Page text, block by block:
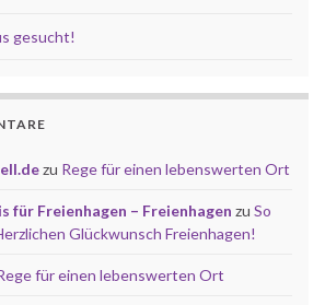
gesucht!
zu Rege für einen lebenswerten Ort
für Freienhagen – Freienhagen zu So
Glückwunsch Freienhagen!
für einen lebenswerten Ort